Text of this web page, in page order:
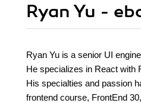
Ryan Yu -
Ryan Yu is a senior UI
He specializes in React with
His specialties and passion
frontend course, FrontEnd